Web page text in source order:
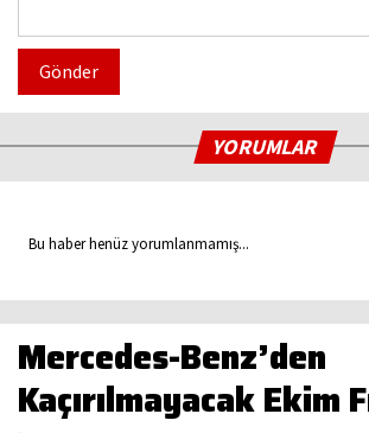
Gönder
YORUMLAR
Bu haber henüz yorumlanmamış...
Mercedes-Benz’den
Kaçırılmayacak Ekim